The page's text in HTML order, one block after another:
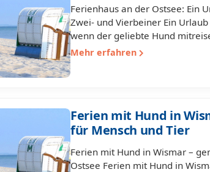
Ferienhaus an der Ostsee: Ein
Zwei- und Vierbeiner Ein
wenn der geliebte Hund
Mehr erfahren
Ferien mit Hund in
für Mensch und Tier
Ferien mit Hund in Wismar –
Ostsee Ferien mit Hund in